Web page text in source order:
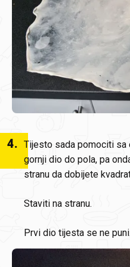
4. Tijesto sada pomociti
gornji dio do pola, pa
stranu da dobijete
Staviti na stranu.
Prvi dio tijesta se ne